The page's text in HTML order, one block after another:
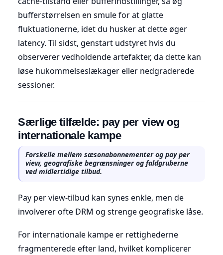
bufferstørrelsen en smule for at glatte
fluktuationerne, idet du husker at dette øger
latency. Til sidst, genstart udstyret hvis du
observerer vedholdende artefakter, da dette kan
løse hukommelseslækager eller nedgraderede
sessioner.
Særlige tilfælde: pay per view og
internationale kampe
Forskelle mellem sæsonabonnementer og pay per
view, geografiske begrænsninger og faldgruberne
ved midlertidige tilbud.
Pay per view-tilbud kan synes enkle, men de
involverer ofte DRM og strenge geografiske låse.
For internationale kampe er rettighederne
fragmenterede efter land, hvilket komplicerer